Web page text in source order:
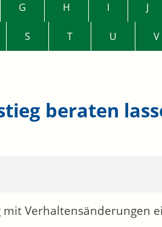
G H I J
S T U V
beraten
Verhaltensänderungen